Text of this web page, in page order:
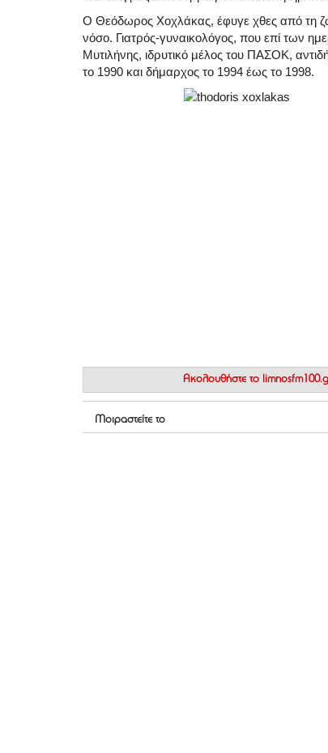
Ο Θεόδωρος Χοχλάκας, έφυγε χθες από τη
νόσο. Γιατρός-γυναικολόγος, που επί των
Μυτιλήνης, ιδρυτικό μέλος του ΠΑΣΟΚ,
το 1990 και δήμαρχος το 1994 έως το 1998.
Ακολουθήστε το
Μοιραστείτε το